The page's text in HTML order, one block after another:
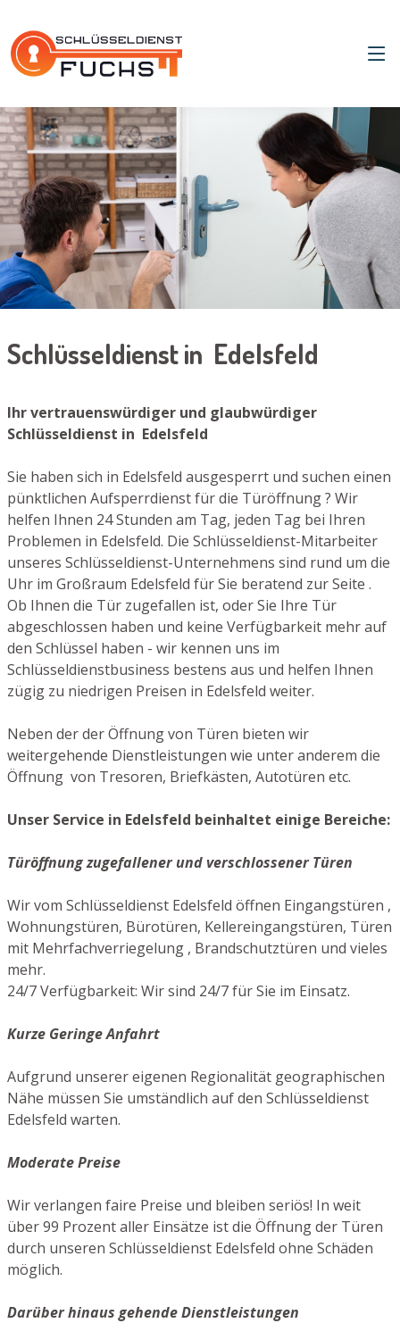
Schlüsseldienst in Edelsfeld
Ihr vertrauenswürdiger und glaubwürdiger
Schlüsseldienst in Edelsfeld
Sie haben sich in Edelsfeld ausgesperrt und suchen einen
pünktlichen Aufsperrdienst für die Türöffnung ? Wir
helfen Ihnen 24 Stunden am Tag, jeden Tag bei Ihren
Problemen in Edelsfeld. Die Schlüsseldienst-Mitarbeiter
unseres Schlüsseldienst-Unternehmens sind rund um die
Uhr im Großraum Edelsfeld für Sie beratend zur Seite .
Ob Ihnen die Tür zugefallen ist, oder Sie Ihre Tür
abgeschlossen haben und keine Verfügbarkeit mehr auf
den Schlüssel haben - wir kennen uns im
Schlüsseldienstbusiness bestens aus und helfen Ihnen
zügig zu niedrigen Preisen in Edelsfeld weiter.
Neben der der Öffnung von Türen bieten wir
weitergehende Dienstleistungen wie unter anderem die
Öffnung von Tresoren, Briefkästen, Autotüren etc.
Unser Service in Edelsfeld beinhaltet einige Bereiche:
Türöffnung zugefallener und verschlossener Türen
Wir vom Schlüsseldienst Edelsfeld öffnen Eingangstüren ,
Wohnungstüren, Bürotüren, Kellereingangstüren, Türen
mit Mehrfachverriegelung , Brandschutztüren und vieles
mehr.
24/7 Verfügbarkeit: Wir sind 24/7 für Sie im Einsatz.
Kurze Geringe Anfahrt
Aufgrund unserer eigenen Regionalität geographischen
Nähe müssen Sie umständlich auf den Schlüsseldienst
Edelsfeld warten.
Moderate Preise
Wir verlangen faire Preise und bleiben seriös! In weit
über 99 Prozent aller Einsätze ist die Öffnung der Türen
durch unseren Schlüsseldienst Edelsfeld ohne Schäden
möglich.
Darüber hinaus gehende Dienstleistungen